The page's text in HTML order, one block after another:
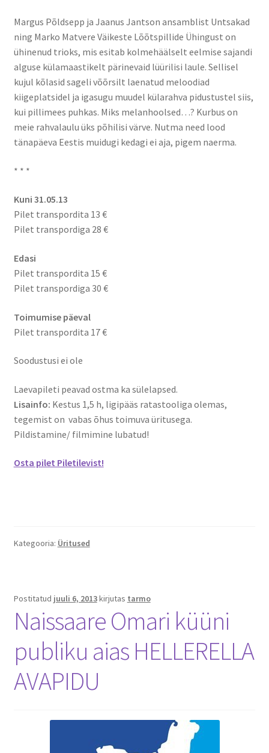
Margus Põldsepp ja Jaanus Jantson ansamblist Untsakad
ning Marko Matvere Väikeste Lõõtspillide Ühingust on
ühinenud trioks, mis esitab kolmehäälselt eelmise sajandi
alguse külamaastikelt pärinevaid lüürilisi laule. Sellisel
kujul kõlasid sageli võõrsilt laenatud meloodiad
kiigeplatsidel ja igasugu muudel külarahva pidustustel siis,
kui pillimees puhkas. Miks melanhoolsed…? Kurbus on
meie rahvalaulu üks põhilisi värve. Nutma need lood
tänapäeva Eestis muidugi kedagi ei aja, pigem naerma.
* * *
Kuni 31.05.13
Pilet transpordita 13 €
Pilet transpordiga 28 €
Edasi
Pilet transpordita 15 €
Pilet transpordiga 30 €
Toimumise päeval
Pilet transpordita 17 €
Soodustusi ei ole
Laevapileti peavad ostma ka sülelapsed.
Lisainfo: Kestus 1,5 h, ligipääs ratastooliga olemas,
tegemist on vabas õhus toimuva üritusega.
Pildistamine/ filmimine lubatud!
Osta pilet Piletilevist!
Kategooria: Üritused
Postitatud juuli 6, 2013kirjutas tarmo
Naissaare Omari küüni
publiku aias HELLERELLA
AVAPIDU